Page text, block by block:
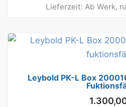
Lieferzeit: Ab Werk,
Leybold PK-L Box